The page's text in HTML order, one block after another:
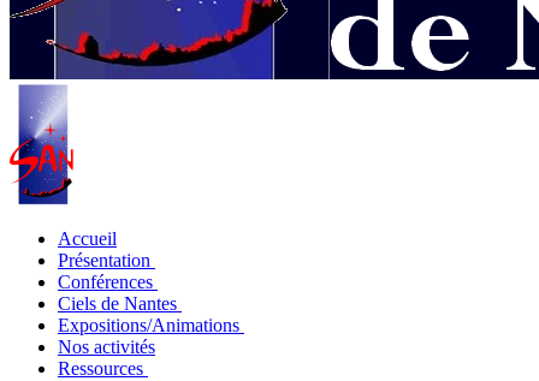
Accueil
Présentation
Conférences
Ciels de Nantes
Expositions/Animations
Nos activités
Ressources